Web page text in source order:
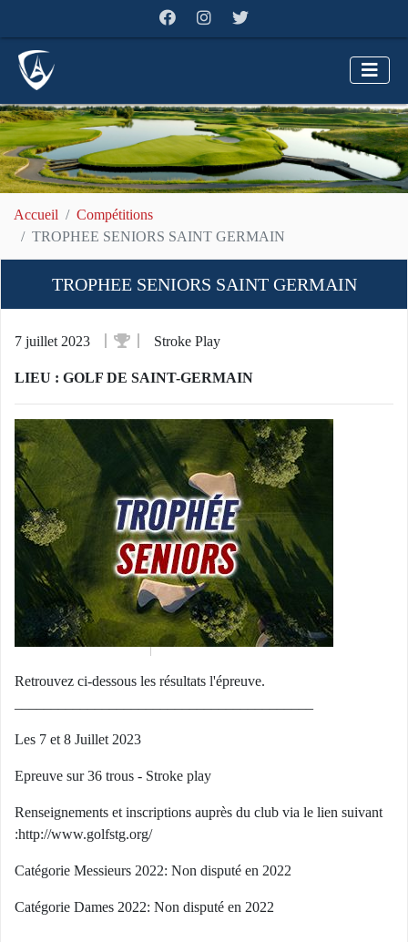
Accueil
Compétitions
TROPHEE SENIORS SAINT GERMAIN
TROPHEE SENIORS SAINT GERMAIN
7 juillet 2023 Stroke Play
LIEU : GOLF DE SAINT-GERMAIN
Retrouvez ci-dessous les résultats l'épreuve.
Les 7 et 8 Juillet 2023
Epreuve sur 36 trous - Stroke play
Renseignements et inscriptions auprès du club via le lien suivant
:http://www.golfstg.org/
Catégorie Messieurs 2022: Non disputé en 2022
Catégorie Dames 2022: Non disputé en 2022